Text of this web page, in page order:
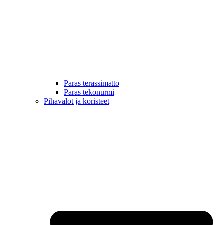
Paras terassimatto
Paras tekonurmi
Pihavalot ja koristeet